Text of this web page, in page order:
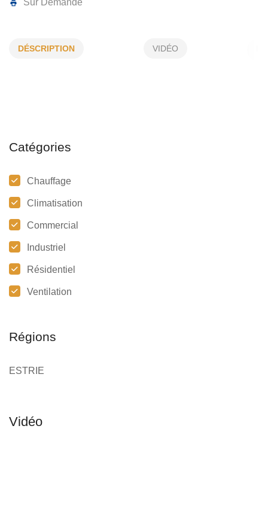
1180, Galt E, Sherbrooke, (Qc) J1G 1Y5
DÉSCRIPTION VIDÉO
Catégories
Chauffage
Climatisation
Commercial
Industriel
Résidentiel
Ventilation
Régions
ESTRIE